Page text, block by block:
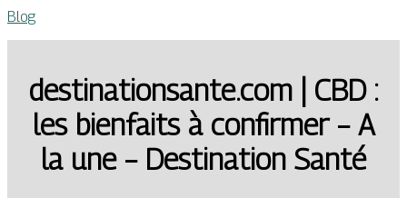
Blog
destinationsante.com | CBD :
les bienfaits à confirmer – A
la une – Destination Santé